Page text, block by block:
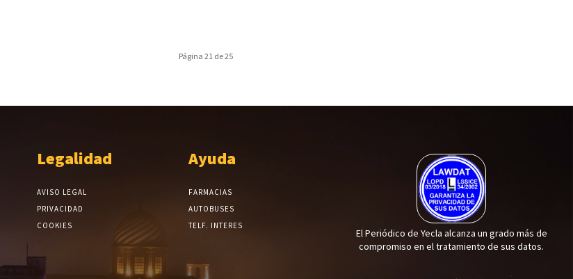
Página 21 de 25
Legalidad
AVISO LEGAL
PRIVACIDAD
COOKIES
Ayuda
FARMACIAS
AUTOBUSES
TELF. INTERES
El Periódico de Yecla alcanza un grado más de
compromiso en el tratamiento de sus datos.